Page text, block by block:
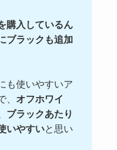
購入しているん
ブラックも追加
も使いやすいア
、 オフホワイ
ブラックあたり
いやすいと思い